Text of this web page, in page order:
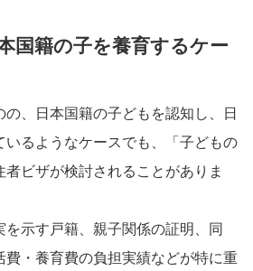
国籍の子を養育するケー
、日本国籍の子どもを認知し、日
いるようなケースでも、「子どもの
ビザが検討されることがありま
を示す戸籍、親子関係の証明、同
費・養育費の負担実績などが特に重